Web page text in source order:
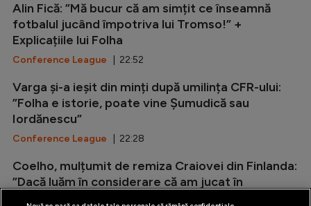
Alin Fică: ”Mă bucur că am simțit ce înseamnă
fotbalul jucând împotriva lui Tromso!” +
Explicațiile lui Folha
Conference League | 22:52
Varga și-a ieșit din minți după umilința CFR-ului:
”Folha e istorie, poate vine Șumudică sau
Iordănescu”
Conference League | 22:28
Coelho, mulțumit de remiza Craiovei din Finlanda:
”Dacă luăm în considerare că am jucat în